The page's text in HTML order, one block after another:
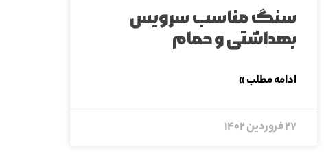
سنگ مناسب سرویس
بهداشتی و حمام
ادامه مطلب »
۲۷ فروردین ۱۴۰۲